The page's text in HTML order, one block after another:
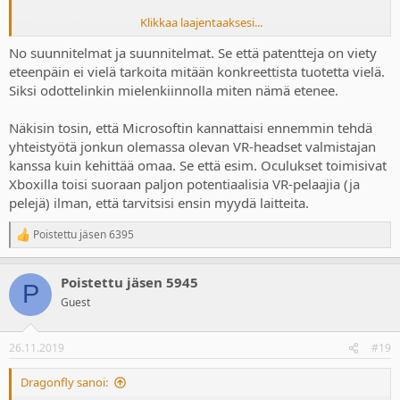
Taisi nämä suunnitelmat mennä uusiksi.
Klikkaa laajentaaksesi...
No suunnitelmat ja suunnitelmat. Se että patentteja on viety
eteenpäin ei vielä tarkoita mitään konkreettista tuotetta vielä.
Siksi odottelinkin mielenkiinnolla miten nämä etenee.
Näkisin tosin, että Microsoftin kannattaisi ennemmin tehdä
yhteistyötä jonkun olemassa olevan VR-headset valmistajan
kanssa kuin kehittää omaa. Se että esim. Oculukset toimisivat
Xboxilla toisi suoraan paljon potentiaalisia VR-pelaajia (ja
pelejä) ilman, että tarvitsisi ensin myydä laitteita.
R
e
c
i
s
:
Poistettu jäsen 6395
P Poistettu jäsen 5945
Guest
26.11.2019 #19
Dragonfly sanoi: